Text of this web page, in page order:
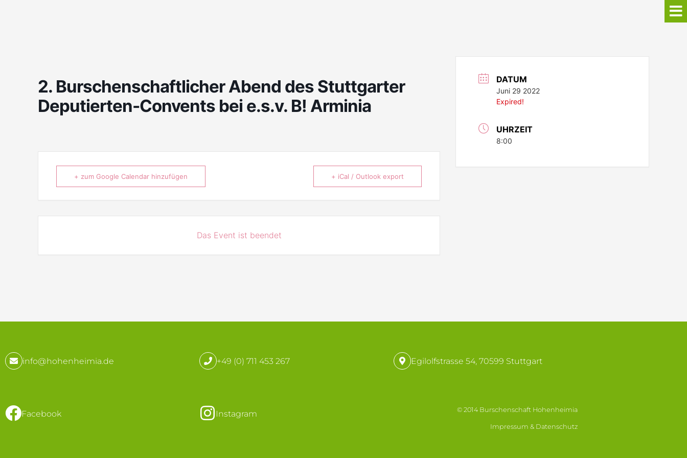
2. Burschenschaftlicher Abend des Stuttgarter
Deputierten-Convents bei e.s.v. B! Arminia
+ zum Google Calendar hinzufügen + iCal / Outlook export
Das Event ist beendet
DATUM
Juni 29 2022
Expired!
UHRZEIT
8:00
info@hohenheimia.de +49 (0) 711 453 267 Egilolfstrasse 54, 70599 Stuttgart
Facebook Instagram © 2014 Burschenschaft Hohenheimia
Impressum & Datenschutz